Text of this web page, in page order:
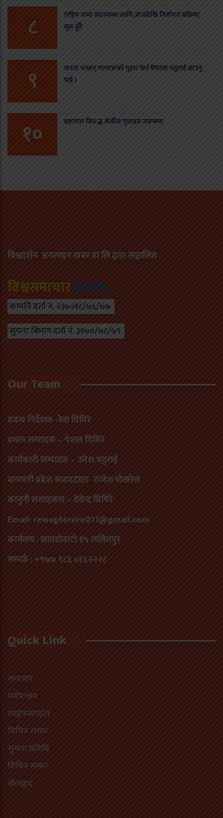
८
राष्ट्रिय सभा सदस्यका लागि आजदेखि निर्वाचन प्रक्रिया
सुरु हुँदै
९
जनता भन्छन् गल्याङको मुहार फेर्न मेयरमा भट्टराई आउनु
पर्छ ।
१० भ्रष्टाचार बिरुद्ध जेसीज युवाहरु सडकमा
विश्वदर्शन अनलाइन खबर प्रा लि द्वारा सञ्चालित
विश्वसमाचारडटकम
कम्पनि दर्ता नं. २३७२१८/७६/७७
सुचना बिभाग दर्ता नं. ३१७०/७८/७९
Our Team
प्रवन्ध निर्देशक -रेवा घिमिरे
प्रधान सम्पादक – पेशल घिमिरे
कार्यकारी सम्पादक – उमेश भट्टराई
बागमती प्रदेश संवाददाता- राजेश पोखरेल
कानुनी सलाहकार – देवेन्द्र घिमिरे
Email: rewaghimire011@gmail.com
कार्यलय : सातदोबाटो १५ ललितपुर
सम्पर्क : +९७७ ९८६ ०१६२२२८
Quick Link
समाचार
मनोरन्जन
लाईफस्टाईल
विचित्र संसार
सुचना प्रविधि
विचित्र संसार
खेलकूद